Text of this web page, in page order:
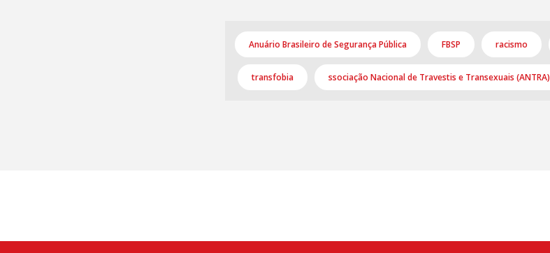
Anuário Brasileiro de Segurança Pública FBSP racismo
transfobia ssociação Nacional de Travestis e Transexuais (ANTRA)